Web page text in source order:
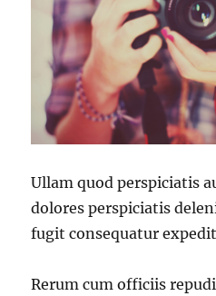
Ullam quod perspiciatis
dolores perspiciatis
fugit consequatur
Rerum cum officiis